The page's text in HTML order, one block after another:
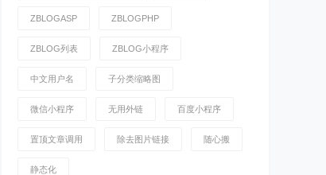
ZBLOGASP ZBLOGPHP
ZBLOG列表 ZBLOG小程序
中文用户名 子分类缩略图
微信小程序 无用外链 百度小程序
置顶文章调用 除去图片链接 随心搬
静态化